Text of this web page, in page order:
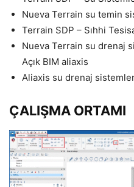
Nueva Terrain su temin
Terrain SDP – Sıhhi
Nueva Terrain su drenaj
Açık BIM aliaxis
Aliaxis su drenaj
ÇALIŞMA ORTAMI